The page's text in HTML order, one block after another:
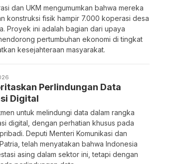
dan UKM mengumumkan bahwa mereka
konstruksi fisik hampir 7.000 koperasi desa
Proyek ini adalah bagian dari upaya
pertumbuhan ekonomi di tingkat
kesejahteraan masyarakat.
Perlindungan Data
Digital
untuk melindungi data dalam rangka
digital, dengan perhatian khusus pada
Deputi Menteri Komunikasi dan
telah menyatakan bahwa Indonesia
asing dalam sektor ini, tetapi dengan